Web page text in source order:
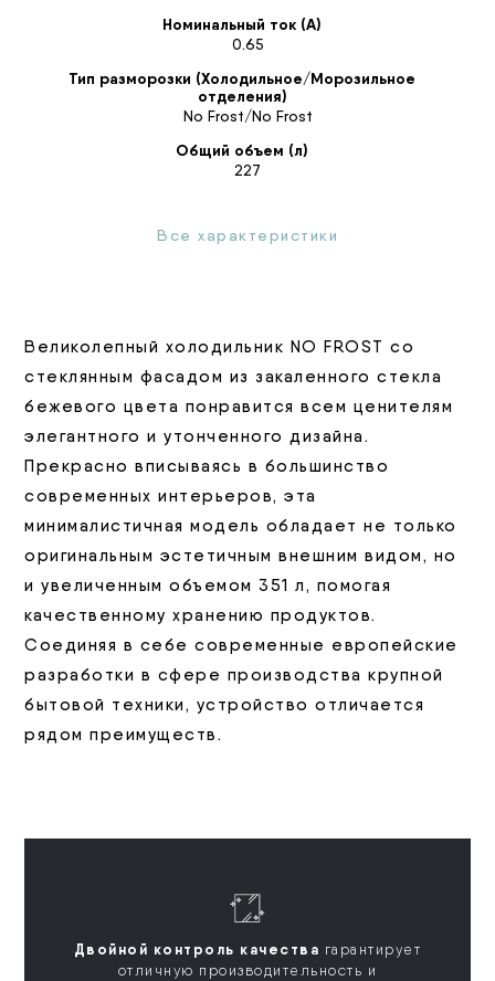
Номинальный ток (А)
0.65
Тип разморозки (Холодильное/Морозильное
отделения)
No Frost/No Frost
Общий объем (л)
227
Все характеристики
Великолепный холодильник NO FROST со
стеклянным фасадом из закаленного стекла
бежевого цвета понравится всем ценителям
элегантного и утонченного дизайна.
Прекрасно вписываясь в большинство
современных интерьеров, эта
минималистичная модель обладает не только
оригинальным эстетичным внешним видом, но
и увеличенным объемом 351 л, помогая
качественному хранению продуктов.
Соединяя в себе современные европейские
разработки в сфере производства крупной
бытовой техники, устройство отличается
рядом преимуществ.
Двойной контроль качества гарантирует
отличную производительность и